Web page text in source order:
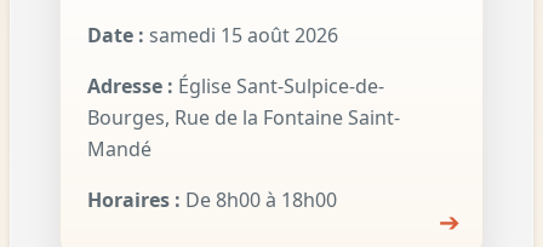
Date : samedi 15 août 2026
Adresse : Église Sant-Sulpice-de-
Bourges, Rue de la Fontaine Saint-
Mandé
Horaires : De 8h00 à 18h00
➔